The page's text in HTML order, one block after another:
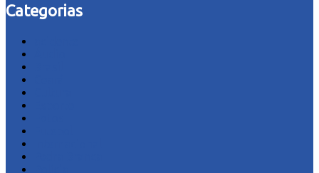
Categorias